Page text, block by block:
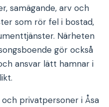
samägande, arv och
som rör fel i bostad,
Närheten
gör också
ansvar lätt hamnar i
privatpersoner i Åsa